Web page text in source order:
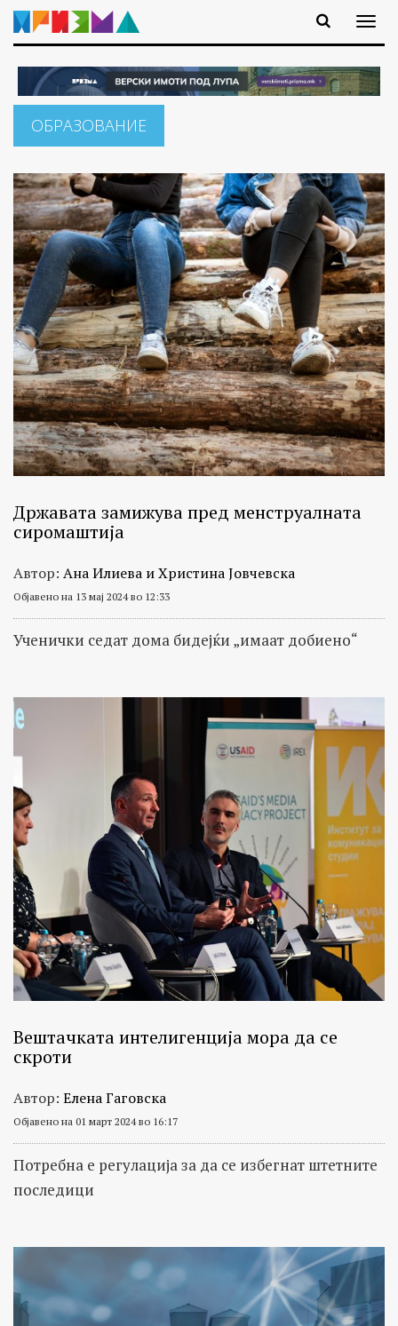
ОБРАЗОВАНИЕ
Државата замижува пред менструалната
сиромаштија
Автор: Ана Илиева и Христина Јовчевска
Објавено на 13 мај 2024 во 12:33
Ученички седат дома бидејќи „имаат добиено“
Вештачката интелигенција мора да се
скроти
Автор: Елена Гаговска
Објавено на 01 март 2024 во 16:17
Потребна е регулација за да се избегнат штетните
последици